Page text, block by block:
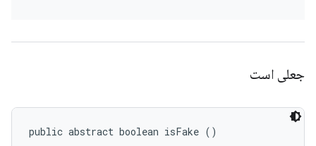
جعلی است
public abstract boolean isFake ()